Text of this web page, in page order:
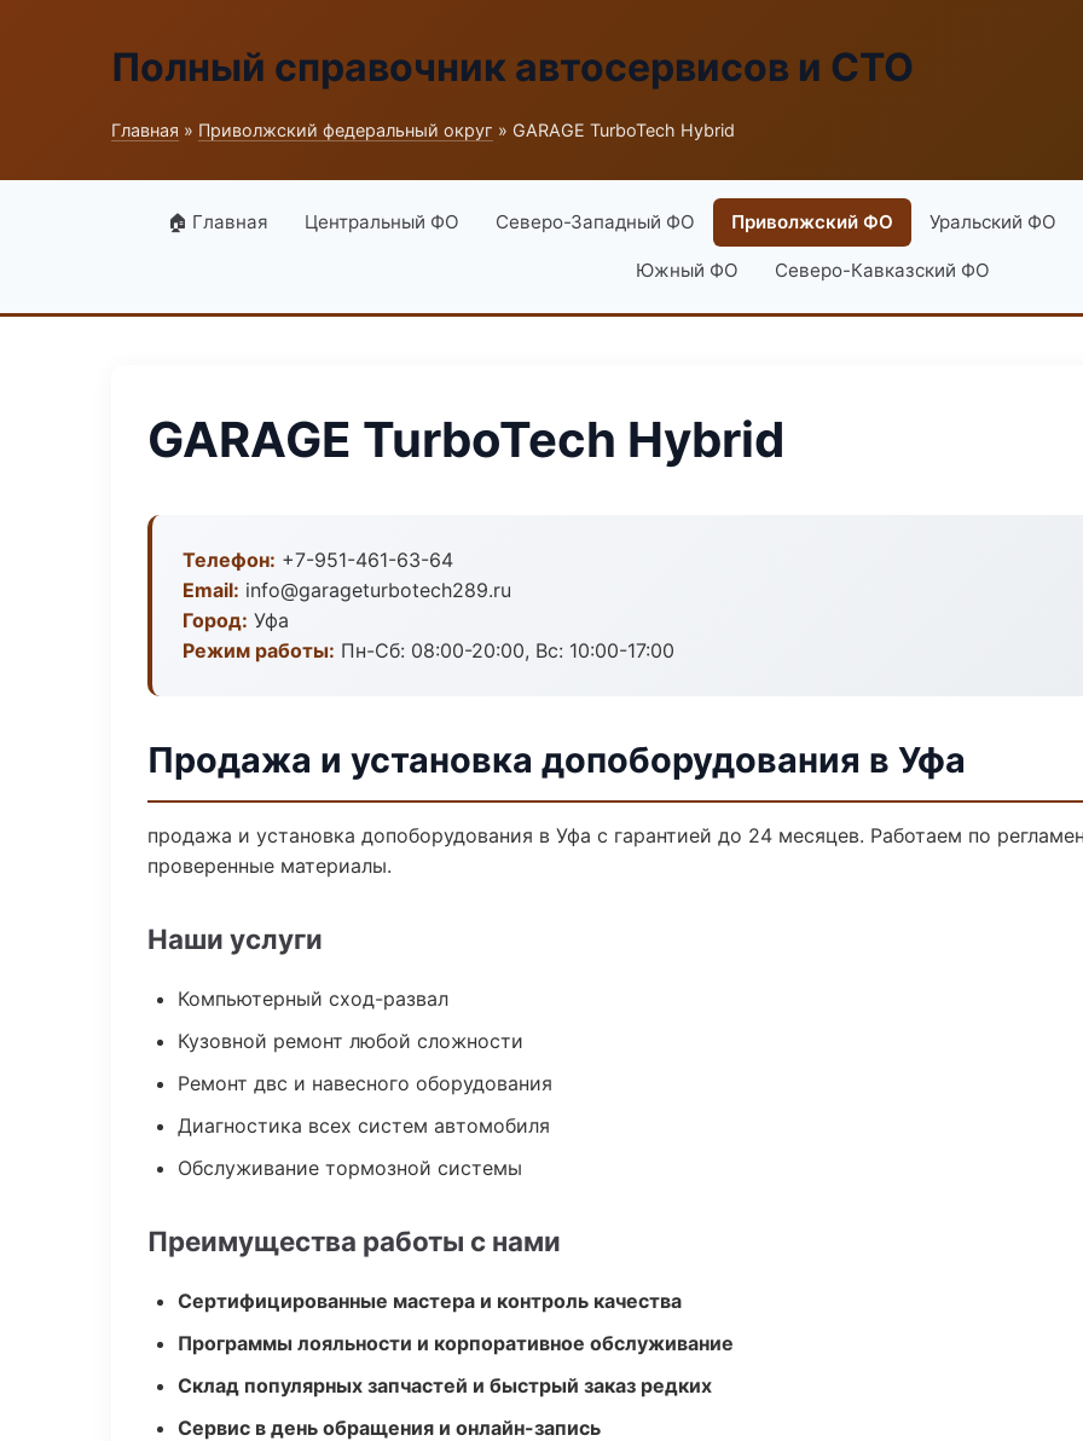
Полный справочник автосервисов и СТО
Главная » Приволжский федеральный округ » GARAGE TurboTech Hybrid
🏠 Главная Центральный ФО Северо-Западный ФО Приволжский ФО Уральский ФО
Южный ФО Северо-Кавказский ФО
GARAGE TurboTech Hybrid
Телефон: +7-951-461-63-64
Email: info@garageturbotech289.ru
Город: Уфа
Режим работы: Пн-Сб: 08:00-20:00, Вс: 10:00-17:00
Продажа и установка допоборудования в Уфа
продажа и установка допоборудования в Уфа с гарантией до 24 месяцев. Работаем по
проверенные материалы.
Наши услуги
Компьютерный сход-развал
Кузовной ремонт любой сложности
Ремонт двс и навесного оборудования
Диагностика всех систем автомобиля
Обслуживание тормозной системы
Преимущества работы с нами
Сертифицированные мастера и контроль качества
Программы лояльности и корпоративное обслуживание
Склад популярных запчастей и быстрый заказ редких
Сервис в день обращения и онлайн-запись